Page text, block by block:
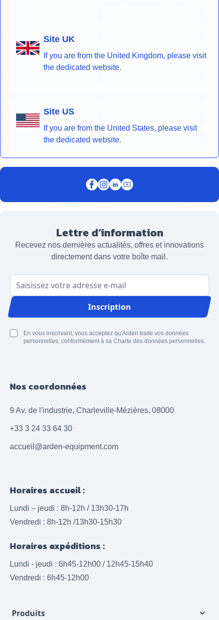
Site UK
If you are from the United Kingdom, please visit
the dedicated website.
Site US
If you are from the United States, please visit
the dedicated website.
Lettre d’information
Recevez nos dernières actualités, offres et innovations
directement dans votre boîte mail.
Adresse email
Inscription
En vous inscrivant, vous acceptez qu'Arden traite vos données
personnelles, conformément à sa Charte des données personnelles.
Nos coordonnées
9 Av. de l'industrie, Charleville-Mézières, 08000
+33 3 24 33 64 30
accueil@arden-equipment.com
Horaires accueil :
Lundi – jeudi : 8h-12h / 13h30-17h
Vendredi : 8h-12h /13h30-15h30
Horaires expéditions :
Lundi - jeudi : 6h45-12h00 / 12h45-15h40
Vendredi : 6h45-12h00
Produits